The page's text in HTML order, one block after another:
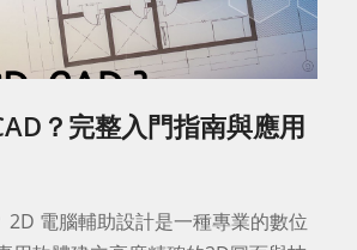
？完整入門指南與應用
2D 電腦輔助設計是一種專業的數位